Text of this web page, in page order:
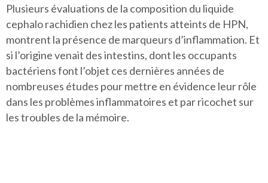
Plusieurs évaluations de la composition du liquide
cephalo rachidien chez les patients atteints de HPN,
montrent la présence de marqueurs d’inflammation. Et
si l’origine venait des intestins, dont les occupants
bactériens font l’objet ces dernières années de
nombreuses études pour mettre en évidence leur rôle
dans les problèmes inflammatoires et par ricochet sur
les troubles de la mémoire.